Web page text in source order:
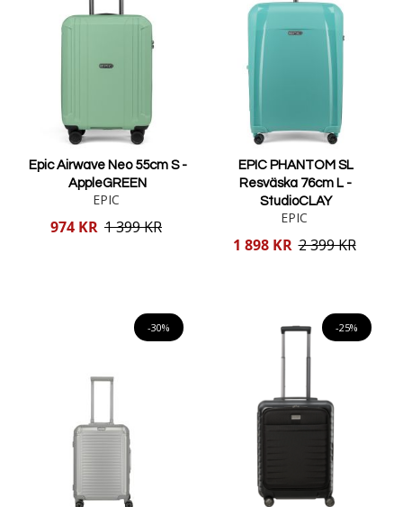
Epic Airwave Neo 55cm S -
AppleGREEN
EPIC
Reducerat
974 KR 1 399 KR
EPIC PHANTOM SL
Resväska 76cm L -
StudioCLAY
EPIC
Reducerat
1 898 KR 2 399 KR
-30% -25%